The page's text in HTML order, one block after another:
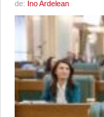
de: Ino Ardelean